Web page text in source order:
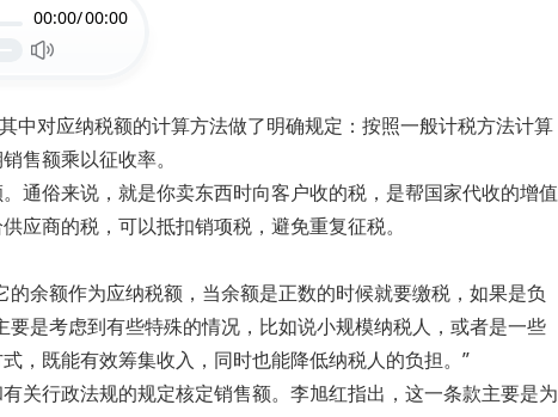
00:00/00:00
中对应纳税额的计算方法做了明确规定：按照一般计税方法计算
售额乘以征收率。
通俗来说，就是你卖东西时向客户收的税，是帮国家代收的增值
商的税，可以抵扣销项税，避免重复征税。
余额作为应纳税额，当余额是正数的时候就要缴税，如果是负
是考虑到有些特殊的情况，比如说小规模纳税人，或者是一些
，既能有效筹集收入，同时也能降低纳税人的负担。”
关行政法规的规定核定销售额。李旭红指出，这一条款主要是为